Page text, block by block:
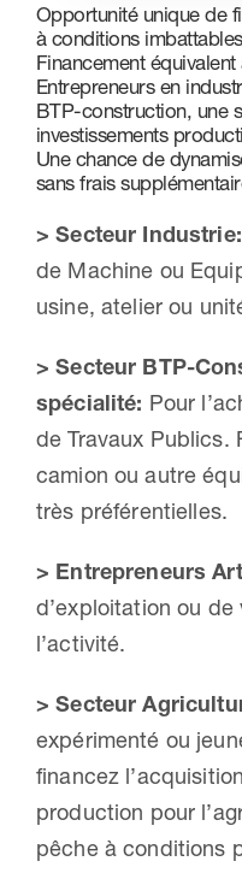
Opportunité unique de
à conditions
Financement
Entrepreneurs en
BTP-construction, une
investissements
Une chance de
sans frais
> Secteur Industrie:
de Machine ou
usine, atelier ou
> Secteur BTP-
spécialité: Pour
de Travaux Publics.
camion ou autre
très préférentielles.
> Entrepreneurs
d’exploitation ou
l’activité.
> Secteur
expérimenté ou
financez
production pour
pêche à conditions